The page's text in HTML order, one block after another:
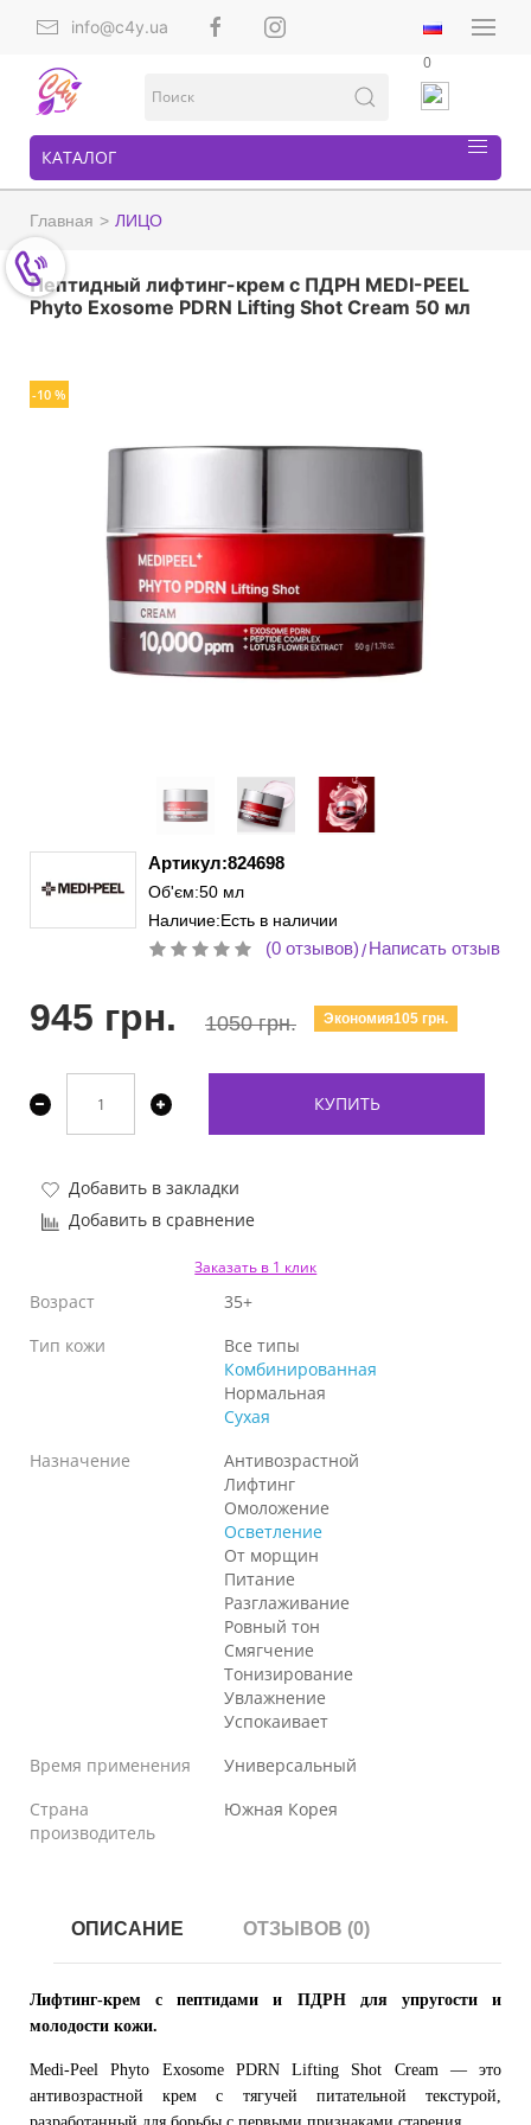
info@c4y.ua
0
КАТАЛОГ
Главная ЛИЦО
Пептидный лифтинг-крем с ПДРН MEDI-PEEL
Phyto Exosome PDRN Lifting Shot Cream 50 мл
-10 %
Артикул:824698
Об'єм:50 мл
Наличие:Есть в наличии
(0 отзывов)/Написать отзыв
945 грн. 1050 грн. Экономия105 грн.
КУПИТЬ
Добавить в закладки
Добавить в сравнение
Заказать в 1 клик
Возраст
35+
Тип кожи
Все типы
Комбинированная
Нормальная
Сухая
Назначение
Антивозрастной
Лифтинг
Омоложение
Осветление
От морщин
Питание
Разглаживание
Ровный тон
Смягчение
Тонизирование
Увлажнение
Успокаивает
Время применения
Универсальный
Страна
производитель
Южная Корея
ОПИСАНИЕ ОТЗЫВОВ (0)
Лифтинг-крем с пептидами и ПДРН для упругости и
молодости кожи.
Medi-Peel Phyto Exosome PDRN Lifting Shot Cream — это
антивозрастной крем с тягучей питательной текстурой,